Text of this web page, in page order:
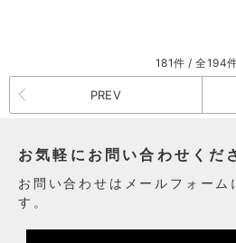
181件 / 全194
PREV
お気軽にお問い合わせくだ
お問い合わせはメールフォーム
す。